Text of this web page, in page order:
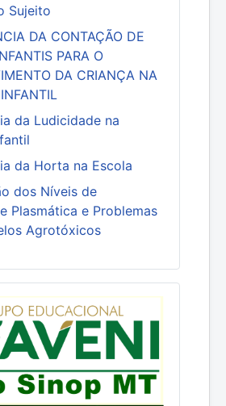
Sujeito
DA CONTAÇÃO DE
PARA O
DA CRIANÇA NA
da Ludicidade na
da Horta na Escola
dos Níveis de
Plasmática e Problemas
Agrotóxicos